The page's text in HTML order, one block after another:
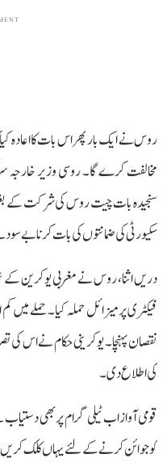
روس نے ایک بار پھر اس بات کا اعادہ
مخالفت کرے گا۔ روسی وزیر خارجہ
سنجیدہ بات چیت روس کی شرکت کے
سکیورٹی کی ضمانتوں کی بات کرنا بے
دریں اثنا، روس نے مغربی یوکرین کے
نقصان پہنچا۔ یوکرینی حکام نے اس کی
کی اطلاع دی۔
قومی آواز اب ٹیلی گرام پر بھی
کو جوائن کرنے کے لئے یہاں کلک